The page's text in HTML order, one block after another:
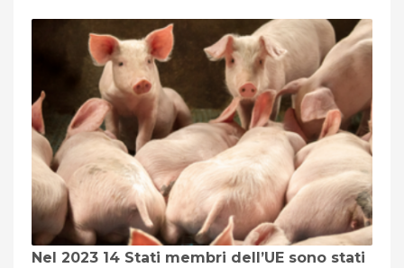
Nel 2023 14 Stati membri dell’UE sono stati